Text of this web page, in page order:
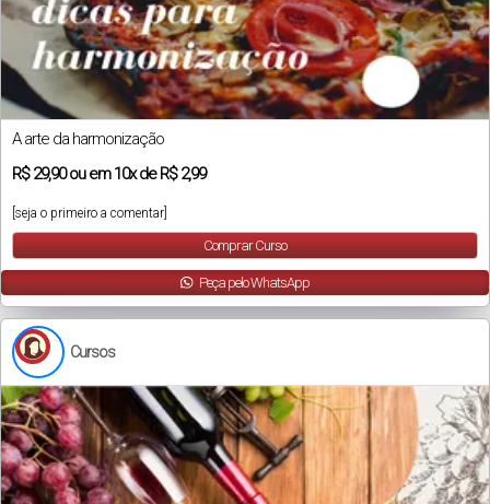
A arte da harmonização
R$29,90ou em10xdeR$ 2,99
[seja o primeiro a comentar]
Comprar Curso
Peça pelo WhatsApp
Cursos